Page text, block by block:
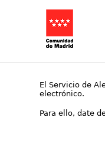
El Servicio de
electrónico.
Para ello, date